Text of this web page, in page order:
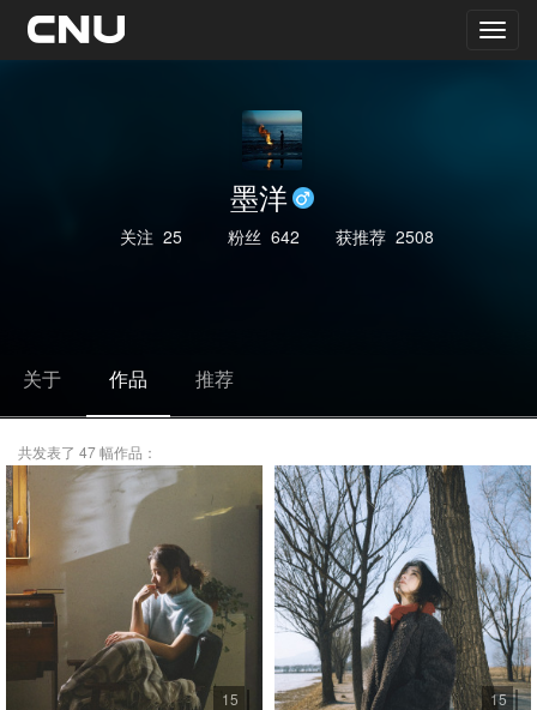
墨洋
关注 25 粉丝 642 获推荐 2508
关于 作品 推荐
共发表了 47 幅作品：
15 15